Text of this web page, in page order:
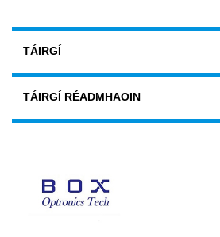
TÁIRGÍ
TÁIRGÍ RÉADMHAOIN